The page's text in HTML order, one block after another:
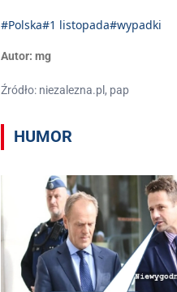
#Polska#1 listopada#wypadki
Autor: mg
Źródło: niezalezna.pl, pap
HUMOR